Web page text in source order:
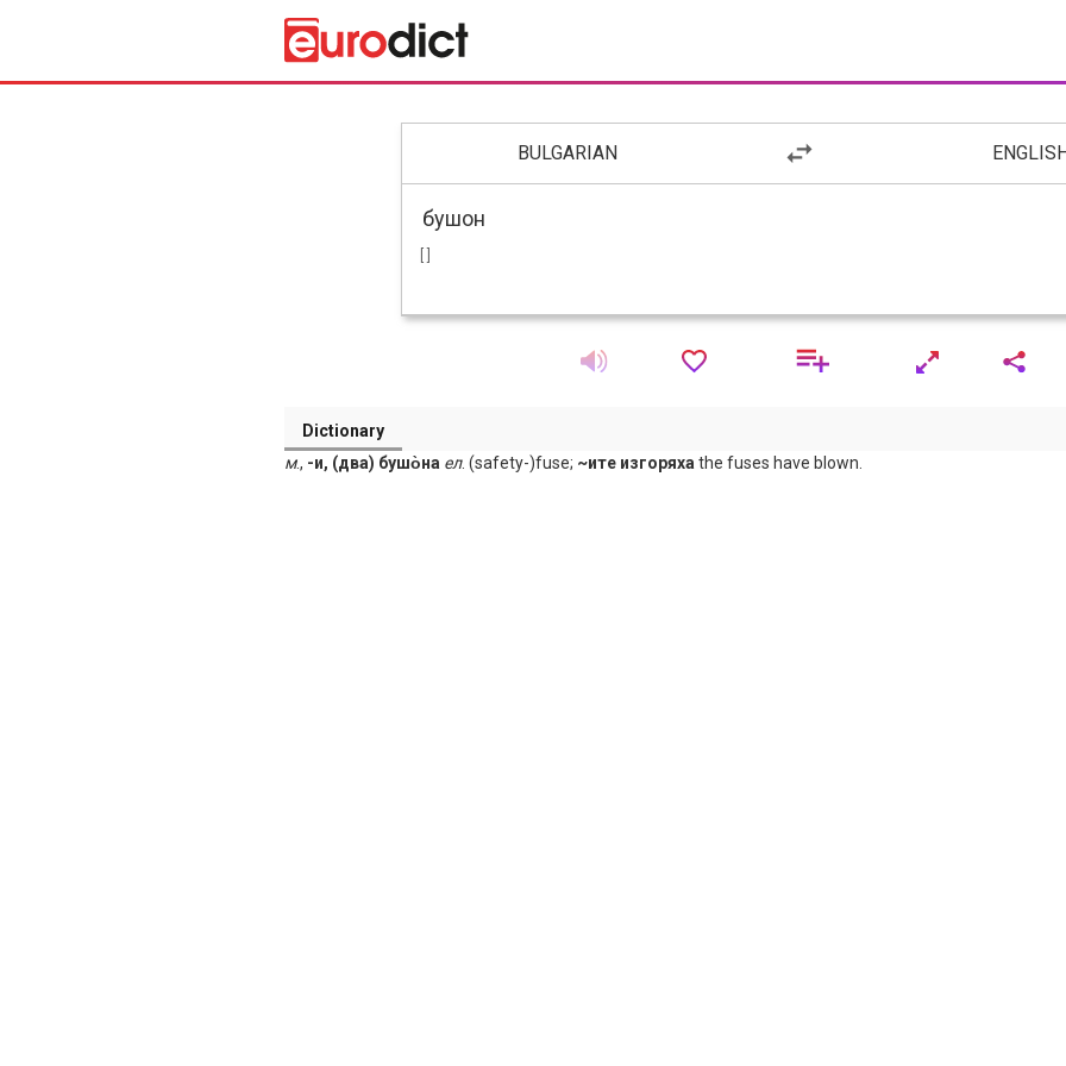
BULGARIAN
Dictionary
м., -и, (два) бушо̀на ел. (safety-)fuse; ~ите изгоряха the fuses have blown.